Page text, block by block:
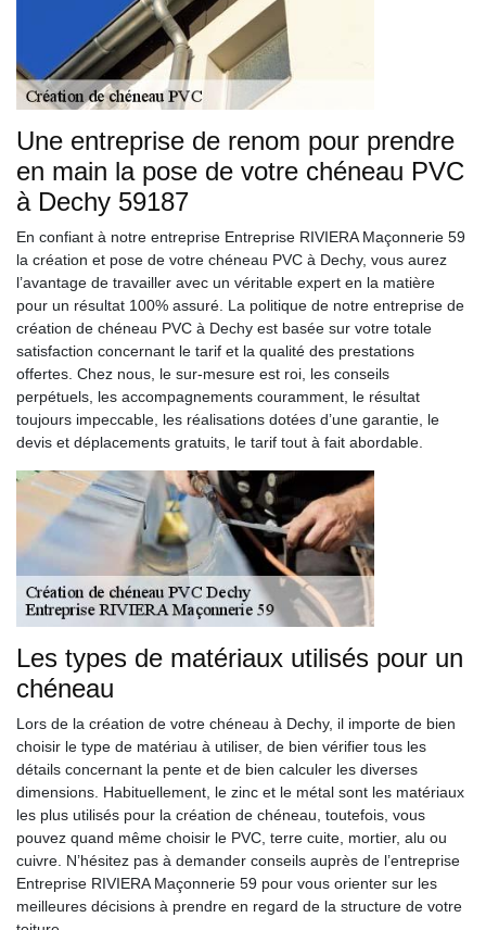
Une entreprise de renom pour prendre
en main la pose de votre chéneau PVC
à Dechy 59187
En confiant à notre entreprise Entreprise RIVIERA Maçonnerie 59
la création et pose de votre chéneau PVC à Dechy, vous aurez
l’avantage de travailler avec un véritable expert en la matière
pour un résultat 100% assuré. La politique de notre entreprise de
création de chéneau PVC à Dechy est basée sur votre totale
satisfaction concernant le tarif et la qualité des prestations
offertes. Chez nous, le sur-mesure est roi, les conseils
perpétuels, les accompagnements couramment, le résultat
toujours impeccable, les réalisations dotées d’une garantie, le
devis et déplacements gratuits, le tarif tout à fait abordable.
Les types de matériaux utilisés pour un
chéneau
Lors de la création de votre chéneau à Dechy, il importe de bien
choisir le type de matériau à utiliser, de bien vérifier tous les
détails concernant la pente et de bien calculer les diverses
dimensions. Habituellement, le zinc et le métal sont les matériaux
les plus utilisés pour la création de chéneau, toutefois, vous
pouvez quand même choisir le PVC, terre cuite, mortier, alu ou
cuivre. N’hésitez pas à demander conseils auprès de l’entreprise
Entreprise RIVIERA Maçonnerie 59 pour vous orienter sur les
meilleures décisions à prendre en regard de la structure de votre